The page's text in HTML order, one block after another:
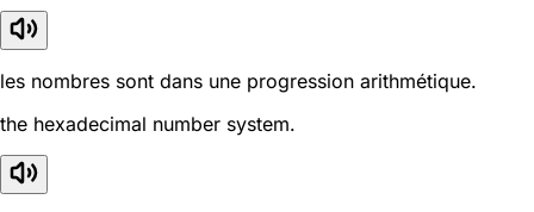
les nombres sont dans une progression arithmétique.
the hexadecimal number system.